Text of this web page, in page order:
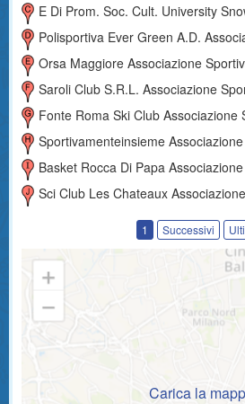
E Di Prom. Soc. Cult. University Snow Press
Polisportiva Ever Green A.d.
Orsa Maggiore Associazione Sportiva
Saroli Club S.r.l. Associazione
Fonte Roma Ski Club Associazione
Sportivamenteinsieme
Basket Rocca Di Papa
Sci Club Les Chateaux
1 Successivi
Carica la